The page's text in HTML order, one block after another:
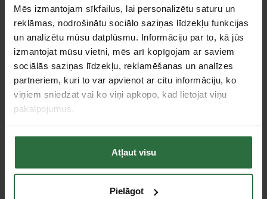
Mēs izmantojam sīkfailus, lai personalizētu saturu un
reklāmas, nodrošinātu sociālo saziņas līdzekļu funkcijas
un analizētu mūsu datplūsmu. Informāciju par to, kā jūs
izmantojat mūsu vietni, mēs arī kopīgojam ar saviem
sociālās saziņas līdzekļu, reklamēšanas un analīzes
partneriem, kuri to var apvienot ar citu informāciju, ko
viņiem sniedzat vai ko viņi apkopo, kad lietojat viņu
pakalpojumus.
Atļaut visu
Pielāgot
Ir noliktavā Pasūtāma prece
Oglītes CB500 MAKITA
JM23000123
Statīvs kombinētajam
ripzāģim WST05 MAKITA
DEAWST05